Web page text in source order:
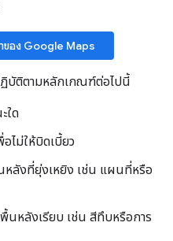
ของ Google Maps
ฏิบัติตามหลักเกณฑ์ต่อไปนี้
ใด
ไม่ให้บิดเบี้ยว
ลังที่ยุ่งเหยิง เช่น แผนที่หรือ
นหลังเรียบ เช่น สีทึบหรือการ